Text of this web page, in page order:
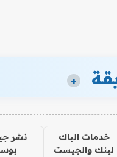
+
خدمات الباك
لينك والجيست
نشر